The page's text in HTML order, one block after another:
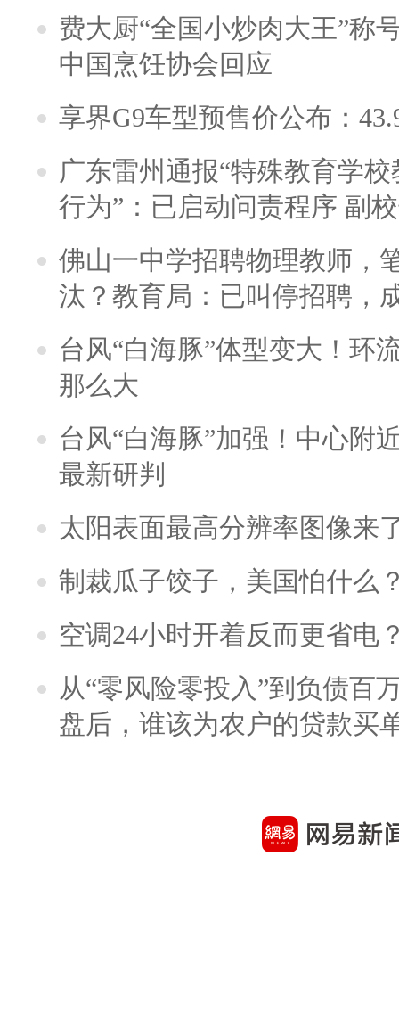
费大厨“全国小炒肉大王”称
中国烹饪协会回应
享界G9车型预售价公布：
广东雷州通报“特殊教育学
行为”：已启动问责程序 副
佛山一中学招聘物理教师，
汰？教育局：已叫停招聘，
台风“白海豚”体型变大！环
那么大
台风“白海豚”加强！中心附
最新研判
太阳表面最高分辨率图像来
制裁瓜子饺子，美国怕什么
空调24小时开着反而更省电
从“零风险零投入”到负债百
盘后，谁该为农户的贷款买